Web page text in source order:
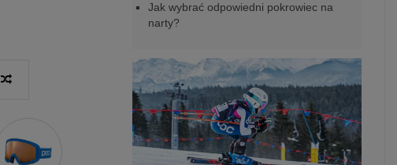
Jak wybrać odpowiedni pokrowiec na
narty?